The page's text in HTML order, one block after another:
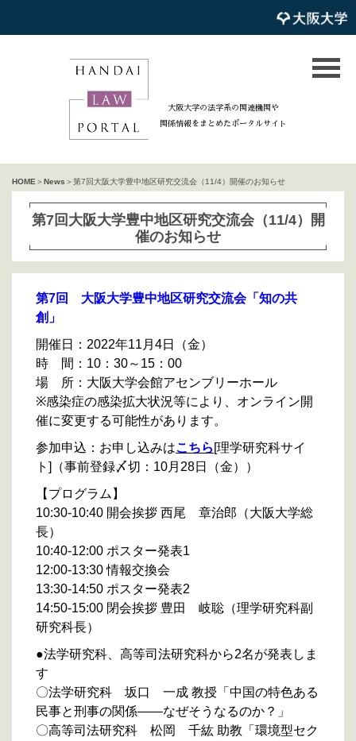
大阪大学の法学系の関連機関や
関係情報をまとめたポータルサイト
HOME ＞News ＞第7回大阪大学豊中地区研究交流会（11/4）開催のお知らせ
第7回大阪大学豊中地区研究交流会（11/4）開
催のお知らせ
第7回 大阪大学豊中地区研究交流会「知の共
創」
開催日：2022年11月4日（金）
時 間：10：30～15：00
場 所：大阪大学会館アセンブリーホール
※感染症の感染拡大状況等により、オンライン開
催に変更する可能性があります。
参加申込：お申し込みはこちら [理学研究科サイ
ト]（事前登録〆切：10月28日（金））
【プログラム】
10:30-10:40 開会挨拶 西尾 章治郎（大阪大学総
長）
10:40-12:00 ポスター発表1
12:00-13:30 情報交換会
13:30-14:50 ポスター発表2
14:50-15:00 閉会挨拶 豊田 岐聡（理学研究科副
研究科長）
●法学研究科、高等司法研究科から2名が発表しま
す
〇法学研究科 坂口 一成 教授「中国の特色ある
民事と刑事の関係――なぜそうなるのか？」
〇高等司法研究科 松岡 千紘 助教「環境型セク